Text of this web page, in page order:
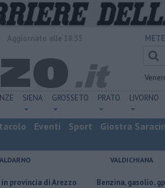
SIENA GROSSETO PRATO LIVORNO
Eventi Sport Giostra
VALDICHIANA
​Benzina, gasolio, gpl, ecco dove